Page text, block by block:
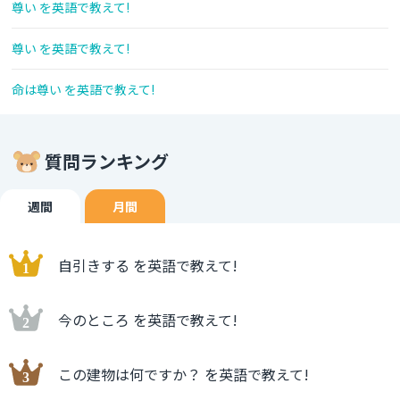
尊い を英語で教えて!
尊い を英語で教えて!
命は尊い を英語で教えて!
質問ランキング
週間 月間
自引きする を英語で教えて!
今のところ を英語で教えて!
この建物は何ですか？ を英語で教えて!